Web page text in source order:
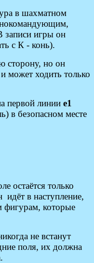
в шахматном
записи игры он
с К - конь).
сторону, но он
может ходить только
первой линии е1
в безопасном месте
остаётся только
идёт в наступление,
фигурам, которые
не встанут
поля, их должна